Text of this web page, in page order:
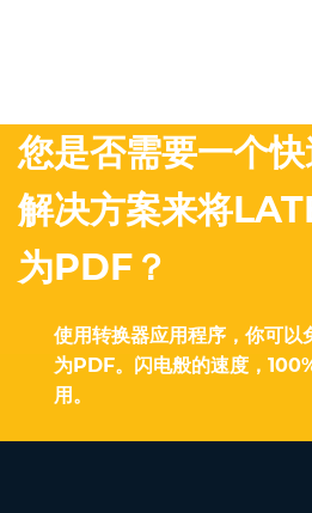
您是否需要一个
解决方案来将
为PDF？
使用转换器应用程序，你可
为PDF。闪电般的速度，
用。